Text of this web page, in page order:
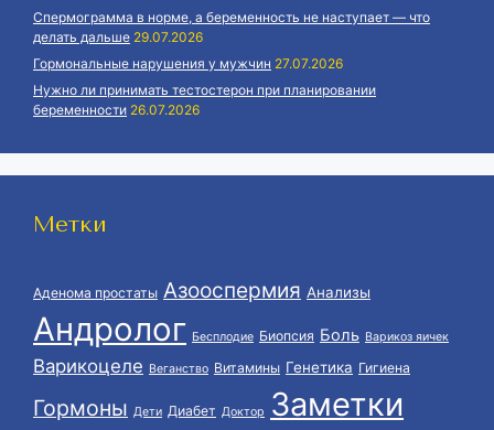
Спермограмма в норме, а беременность не наступает — что
делать дальше 29.07.2026
Гормональные нарушения у мужчин 27.07.2026
Нужно ли принимать тестостерон при планировании
беременности 26.07.2026
Метки
Аденома простаты Азооспермия Анализы
Андролог Бесплодие Биопсия Боль Варикоз яичек
Варикоцеле Веганство Витамины Генетика Гигиена
Гормоны Дети Диабет Доктор
Заметки